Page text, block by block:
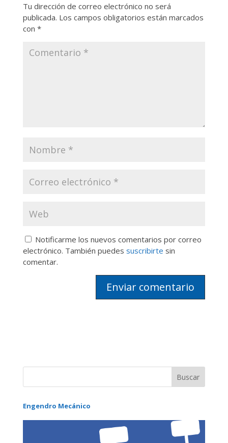
Tu dirección de correo electrónico no será
publicada. Los campos obligatorios están marcados
con *
Notificarme los nuevos comentarios por correo
electrónico. También puedes suscribirte sin
comentar.
Engendro Mecánico